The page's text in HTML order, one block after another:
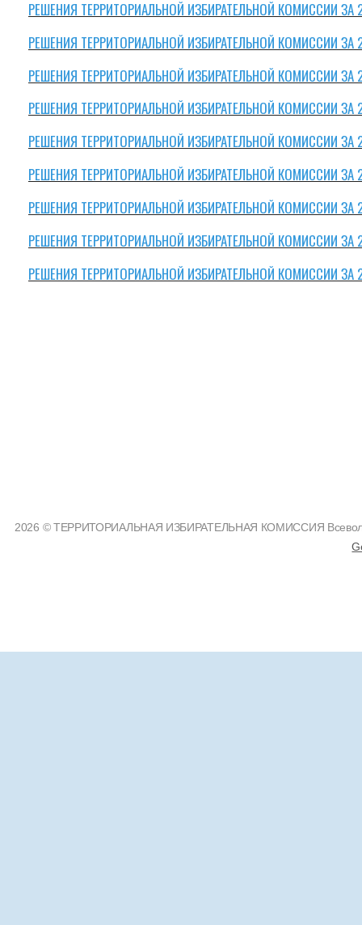
РЕШЕНИЯ ТЕРРИТОРИАЛЬНОЙ ИЗБИРАТЕЛЬНОЙ КОМИССИИ ЗА
РЕШЕНИЯ ТЕРРИТОРИАЛЬНОЙ ИЗБИРАТЕЛЬНОЙ КОМИССИИ ЗА
РЕШЕНИЯ ТЕРРИТОРИАЛЬНОЙ ИЗБИРАТЕЛЬНОЙ КОМИССИИ ЗА
РЕШЕНИЯ ТЕРРИТОРИАЛЬНОЙ ИЗБИРАТЕЛЬНОЙ КОМИССИИ ЗА
РЕШЕНИЯ ТЕРРИТОРИАЛЬНОЙ ИЗБИРАТЕЛЬНОЙ КОМИССИИ ЗА
РЕШЕНИЯ ТЕРРИТОРИАЛЬНОЙ ИЗБИРАТЕЛЬНОЙ КОМИССИИ ЗА
РЕШЕНИЯ ТЕРРИТОРИАЛЬНОЙ ИЗБИРАТЕЛЬНОЙ КОМИССИИ ЗА
РЕШЕНИЯ ТЕРРИТОРИАЛЬНОЙ ИЗБИРАТЕЛЬНОЙ КОМИССИИ ЗА
РЕШЕНИЯ ТЕРРИТОРИАЛЬНОЙ ИЗБИРАТЕЛЬНОЙ КОМИССИИ ЗА
2026 © ТЕРРИТОРИАЛЬНАЯ ИЗБИРАТЕЛЬНАЯ КОМИССИЯ